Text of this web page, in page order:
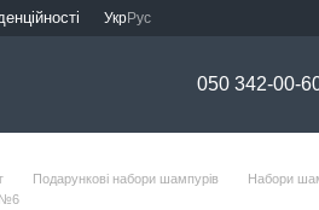
УкрРус
050 342-00-
Подарункові набори шампурів
Набори
№6